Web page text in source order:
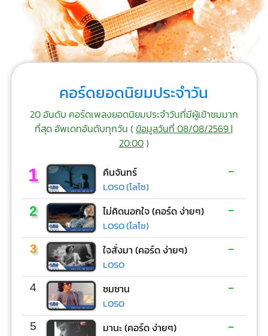
คอร์ดยอดนิยมประจำวัน
20 อันดับ คอร์ดเพลงยอดนิยมประจำวันที่มีผู้เข้าชมมาก
ที่สุด อัพเดทอันดับทุกวัน (ข้อมูลวันที่ 08/08/2569 |
20:00)
1 คืนจันทร์
LOSO (โลโซ)
-
2 ไม่คิดนอกใจ (คอร์ด ง่ายๆ)
LOSO (โลโซ)
-
3 ใจสั่งมา (คอร์ด ง่ายๆ)
LOSO
-
4 ซมซาน
LOSO
-
5 มานะ (คอร์ด ง่ายๆ) -